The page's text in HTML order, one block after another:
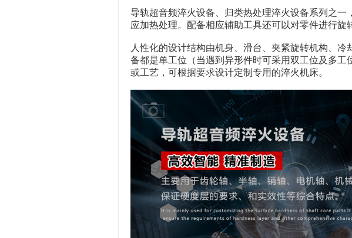
导轨超音频淬火设备 、归类热处理淬火设备系列之
应加热处理。配备相应辅助工具还可以对零件进行旋
人性化的设计结构由机身、滑台、夹紧旋转机构、
备都是单工位（当遇到异形件时可采用双工位及多工
或工艺，可根据要求设计定制专用的淬火机床。